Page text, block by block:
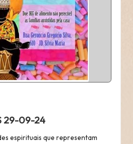
29-09-24
espirituais que representam